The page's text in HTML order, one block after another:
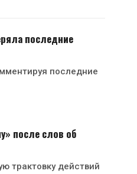
последние
последние
после слов об
трактовку действий